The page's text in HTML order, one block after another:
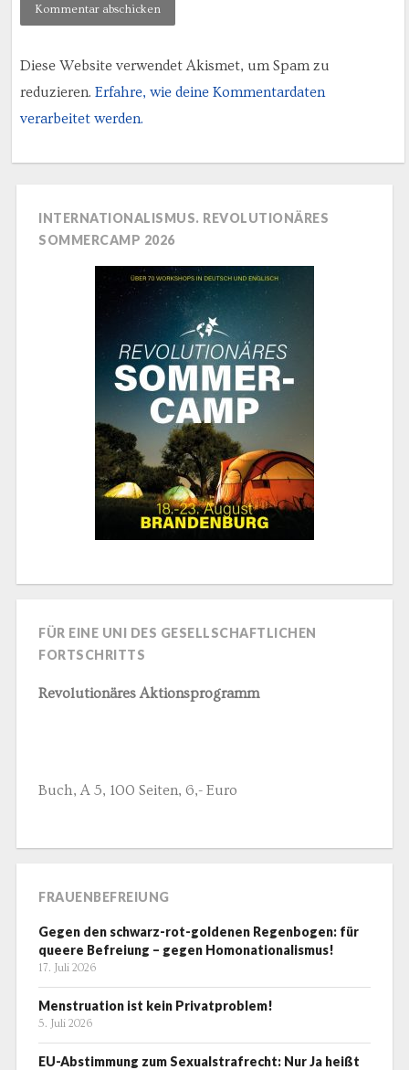
Diese Website verwendet Akismet, um Spam zu
reduzieren. Erfahre, wie deine Kommentardaten
verarbeitet werden.
INTERNATIONALISMUS. REVOLUTIONÄRES
SOMMERCAMP 2026
FÜR EINE UNI DES GESELLSCHAFTLICHEN
FORTSCHRITTS
Revolutionäres Aktionsprogramm
Buch, A 5, 100 Seiten, 6,- Euro
FRAUENBEFREIUNG
Gegen den schwarz-rot-goldenen Regenbogen: für
queere Befreiung – gegen Homonationalismus!
17. Juli 2026
Menstruation ist kein Privatproblem!
5. Juli 2026
EU-Abstimmung zum Sexualstrafrecht: Nur Ja heißt